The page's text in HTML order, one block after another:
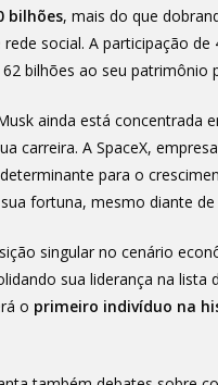
bilhões, mais do que
social. A participação
bilhões ao seu patrimônio
ainda está concentrada
carreira. A SpaceX,
para o
fortuna, mesmo diante
singular no cenário
sua liderança na lista
o primeiro indivíduo na